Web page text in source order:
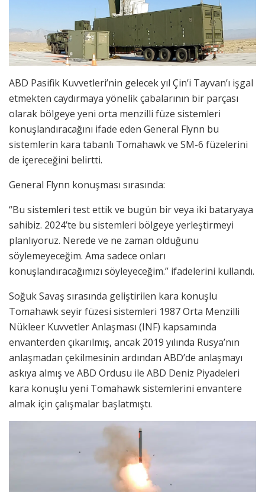
ABD Pasifik Kuvvetleri’nin gelecek yıl Çin’i Tayvan’ı işgal
etmekten caydırmaya yönelik çabalarının bir parçası
olarak bölgeye yeni orta menzilli füze sistemleri
konuşlandıracağını ifade eden General Flynn bu
sistemlerin kara tabanlı Tomahawk ve SM-6 füzelerini
de içereceğini belirtti.
General Flynn konuşması sırasında:
“Bu sistemleri test ettik ve bugün bir veya iki bataryaya
sahibiz. 2024’te bu sistemleri bölgeye yerleştirmeyi
planlıyoruz. Nerede ve ne zaman olduğunu
söylemeyeceğim. Ama sadece onları
konuşlandıracağımızı söyleyeceğim.” ifadelerini kullandı.
Soğuk Savaş sırasında geliştirilen kara konuşlu
Tomahawk seyir füzesi sistemleri 1987 Orta Menzilli
Nükleer Kuvvetler Anlaşması (INF) kapsamında
envanterden çıkarılmış, ancak 2019 yılında Rusya’nın
anlaşmadan çekilmesinin ardından ABD’de anlaşmayı
askıya almış ve ABD Ordusu ile ABD Deniz Piyadeleri
kara konuşlu yeni Tomahawk sistemlerini envantere
almak için çalışmalar başlatmıştı.